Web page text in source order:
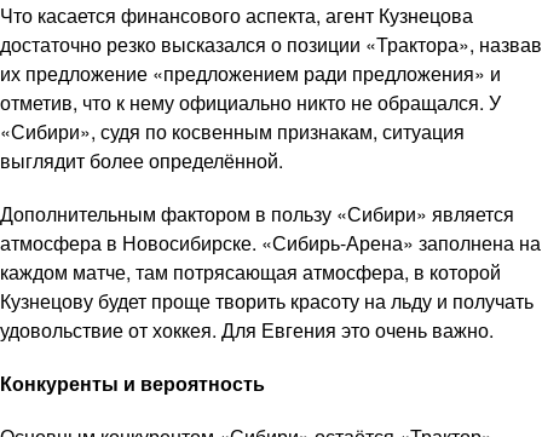
Что касается финансового аспекта, агент Кузнецова
достаточно резко высказался о позиции «Трактора», назвав
их предложение «предложением ради предложения» и
отметив, что к нему официально никто не обращался. У
«Сибири», судя по косвенным признакам, ситуация
выглядит более определённой.
Дополнительным фактором в пользу «Сибири» является
атмосфера в Новосибирске. «Сибирь-Арена» заполнена на
каждом матче, там потрясающая атмосфера, в которой
Кузнецову будет проще творить красоту на льду и получать
удовольствие от хоккея. Для Евгения это очень важно.
Конкуренты и вероятность